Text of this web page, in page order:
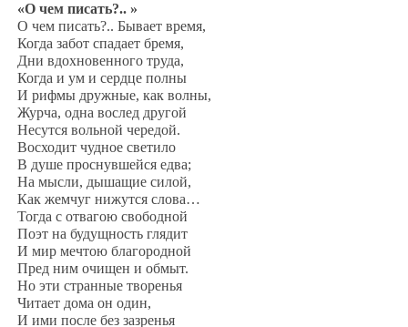
«О чем писать?.. »
О чем писать?.. Бывает время,
Когда забот спадает бремя,
Дни вдохновенного труда,
Когда и ум и сердце полны
И рифмы дружные, как волны,
Журча, одна вослед другой
Несутся вольной чередой.
Восходит чудное светило
В душе проснувшейся едва;
На мысли, дышащие силой,
Как жемчуг нижутся слова…
Тогда с отвагою свободной
Поэт на будущность глядит
И мир мечтою благородной
Пред ним очищен и обмыт.
Но эти странные творенья
Читает дома он один,
И ими после без зазренья